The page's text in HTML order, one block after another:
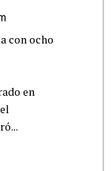
con ocho
en